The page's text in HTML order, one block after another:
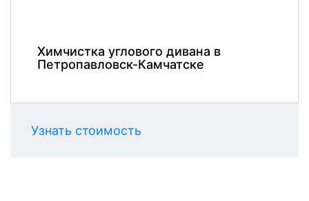
Химчистка углового дивана в
Петропавловск-Камчатске
Узнать стоимость